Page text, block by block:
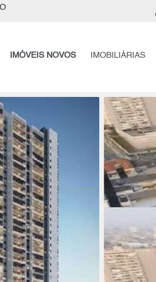
IMÓVEIS NOVOS IMOBILIÁRIAS